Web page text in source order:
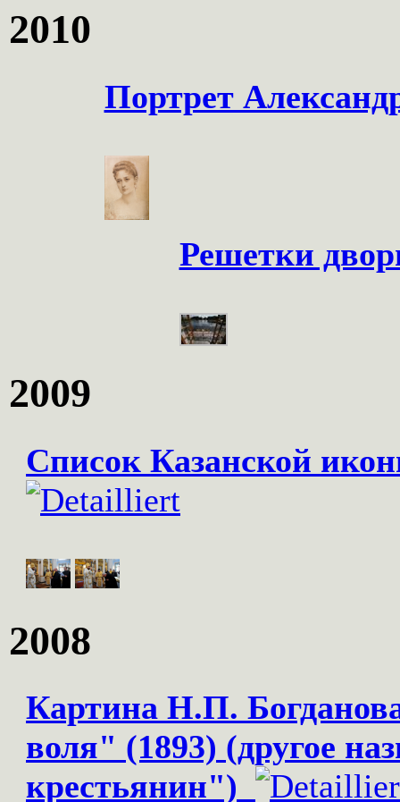
2010
Портрет
Решетки
2009
Список Казанской
2008
Картина Н.П.
воля" (1893) (другое
крестьянин")